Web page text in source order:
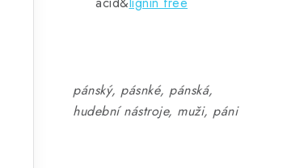
pánský, pásnké, pánská,
hudební nástroje, muži, páni